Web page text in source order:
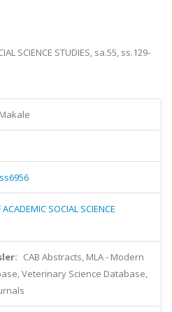
SCIENCE STUDIES, sa.55, ss.129-
SOCIAL SCIENCE
CAB Abstracts, MLA - Modern
Veterinary Science Database,